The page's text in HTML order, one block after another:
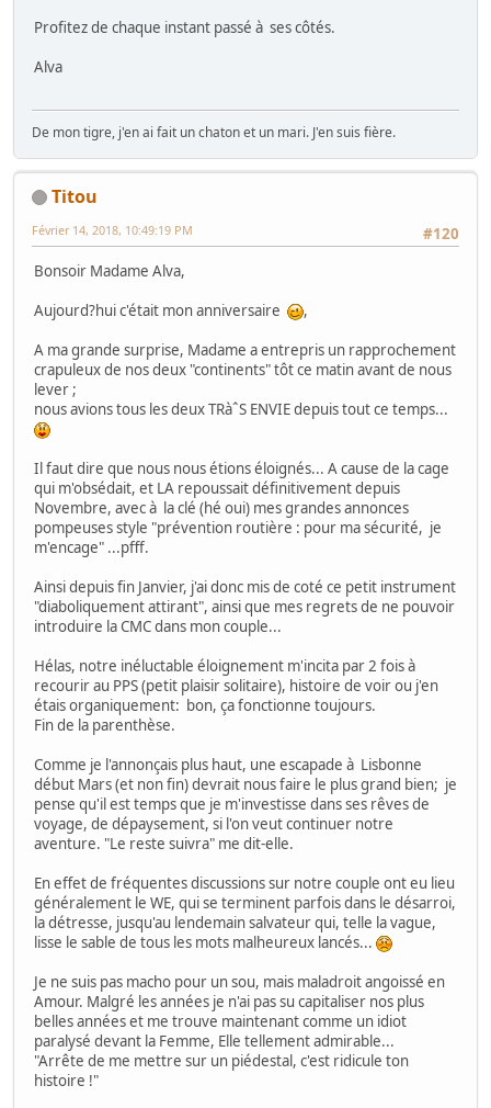
Profitez de chaque instant passé à ses côtés.
Alva
De mon tigre, j'en ai fait un chaton et un mari. J'en suis fière.
Titou
#120
Février 14, 2018, 10:49:19 PM
Bonsoir Madame Alva,
Aujourd?hui c'était mon anniversaire
,
A ma grande surprise, Madame a entrepris un rapprochement
crapuleux de nos deux "continents" tôt ce matin avant de nous
lever ;
nous avions tous les deux TRàˆS ENVIE depuis tout ce temps...
Il faut dire que nous nous étions éloignés... A cause de la cage
qui m'obsédait, et LA repoussait définitivement depuis
Novembre, avec à la clé (hé oui) mes grandes annonces
pompeuses style "prévention routière : pour ma sécurité, je
m'encage" ...pfff.
Ainsi depuis fin Janvier, j'ai donc mis de coté ce petit instrument
"diaboliquement attirant", ainsi que mes regrets de ne pouvoir
introduire la CMC dans mon couple...
Hélas, notre inéluctable éloignement m'incita par 2 fois à
recourir au PPS (petit plaisir solitaire), histoire de voir ou j'en
étais organiquement: bon, ça fonctionne toujours.
Fin de la parenthèse.
Comme je l'annonçais plus haut, une escapade à Lisbonne
début Mars (et non fin) devrait nous faire le plus grand bien; je
pense qu'il est temps que je m'investisse dans ses rêves de
voyage, de dépaysement, si l'on veut continuer notre
aventure. "Le reste suivra" me dit-elle.
En effet de fréquentes discussions sur notre couple ont eu lieu
généralement le WE, qui se terminent parfois dans le désarroi,
la détresse, jusqu'au lendemain salvateur qui, telle la vague,
lisse le sable de tous les mots malheureux lancés...
Je ne suis pas macho pour un sou, mais maladroit angoissé en
Amour. Malgré les années je n'ai pas su capitaliser nos plus
belles années et me trouve maintenant comme un idiot
paralysé devant la Femme, Elle tellement admirable...
"Arrête de me mettre sur un piédestal, c'est ridicule ton
histoire !"